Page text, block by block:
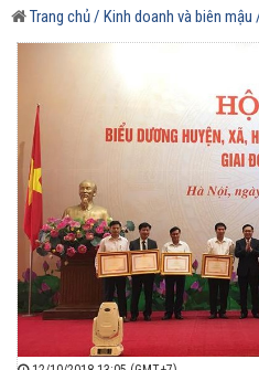
Trang chủ/ Kinh doanh và biên mậu